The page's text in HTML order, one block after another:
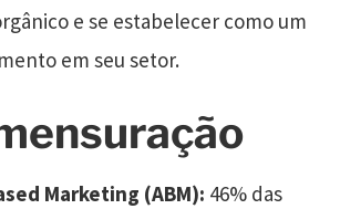
e se estabelecer como um
em seu setor.
Marketing (ABM): 46% das